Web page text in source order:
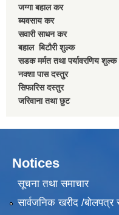
जग्गा बहाल कर
ब्यवसाय कर
सवारी साधन कर
बहाल बिटाैरी शुल्क
सडक मर्मत तथा पर्यावरणिय शुल्क
नक्शा पास दस्तुर
सिफारिस दस्तुर
जरिवाना तथा छुट
Notices
सूचना तथा समाचार
सार्वजनिक खरीद /बोलपत्र